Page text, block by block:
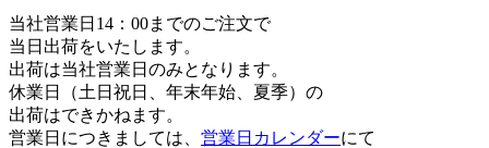
当社営業日14：00までのご注文で
当日出荷をいたします。
出荷は当社営業日のみとなります。
休業日（土日祝日、年末年始、夏季）の
出荷はできかねます。
営業日につきましては、 営業日カレンダーにて